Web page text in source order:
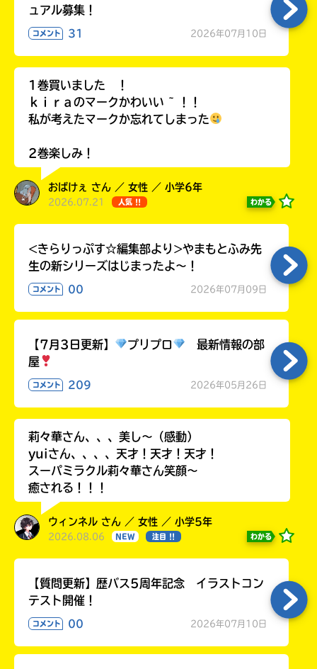
Loading
ュアル募集！
コメント 31 2026年07月10日
1巻買いました ！
ｋｉｒａのマークかわいい ~ ！！
私が考えたマークか忘れてしまった
2巻楽しみ！
おばけぇ さん ／ 女性 ／ 小学6年
2026.07.21 人気 !! わかる
<きらりっぷす☆編集部より>やまもとふみ先
生の新シリーズはじまったよ～！
コメント 00 2026年07月09日
【7月3日更新】 プリプロ
最新情報の部
屋
コメント 209 2026年05月26日
莉々華さん、、、美し〜（感動）
yuiさん、、、、天才！天才！天才！
スーパミラクル莉々華さん笑顔〜
癒される！！！
ウィンネル さん ／ 女性 ／ 小学5年
2026.08.06 NEW 注目 !! わかる
【質問更新】歴バス5周年記念 イラストコン
テスト開催！
コメント 00 2026年07月10日
い
力
内
エ
ー
の
で、
も
う
一
確
認
し
て